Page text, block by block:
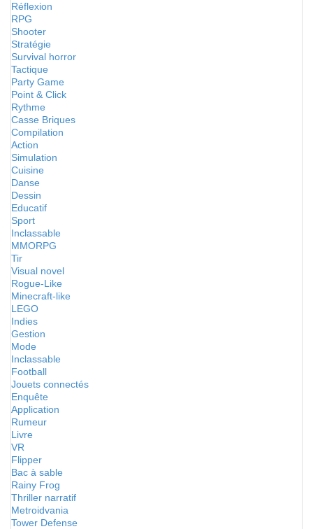
Réflexion
RPG
Shooter
Stratégie
Survival horror
Tactique
Party Game
Point & Click
Rythme
Casse Briques
Compilation
Action
Simulation
Cuisine
Danse
Dessin
Educatif
Sport
Inclassable
MMORPG
Tir
Visual novel
Rogue-Like
Minecraft-like
LEGO
Indies
Gestion
Mode
Inclassable
Football
Jouets connectés
Enquête
Application
Rumeur
Livre
VR
Flipper
Bac à sable
Rainy Frog
Thriller narratif
Metroidvania
Tower Defense